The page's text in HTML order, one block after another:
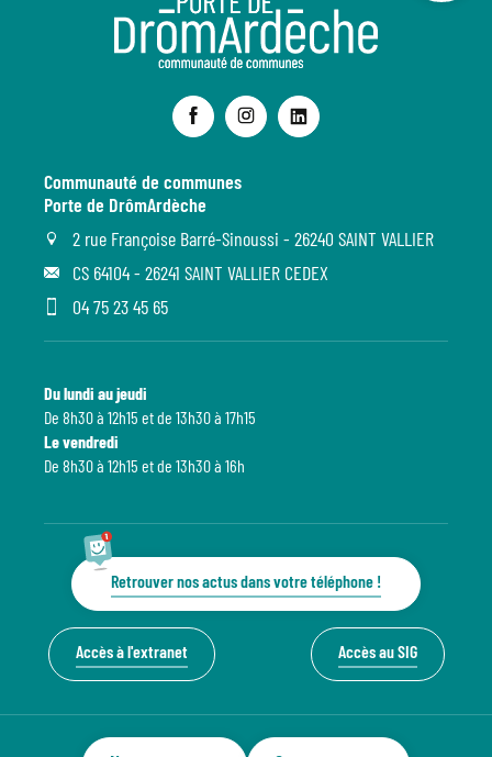
Communauté de communes
Porte de DrômArdèche
2 rue Françoise Barré-Sinoussi - 26240 SAINT VALLIER
CS 64104 - 26241 SAINT VALLIER CEDEX
04 75 23 45 65
Du lundi au jeudi
De 8h30 à 12h15 et de 13h30 à 17h15
Le vendredi
De 8h30 à 12h15 et de 13h30 à 16h
Retrouver nos actus dans votre téléphone !
Accès à l'extranet Accès au SIG